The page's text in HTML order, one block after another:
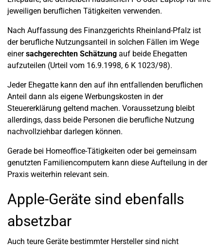
jeweiligen beruflichen Tätigkeiten verwenden.
Nach Auffassung des Finanzgerichts Rheinland-Pfalz ist
der berufliche Nutzungsanteil in solchen Fällen im Wege
einersachgerechten Schätzung auf beide Ehegatten
aufzuteilen (Urteil vom 16.9.1998, 6 K 1023/98).
Jeder Ehegatte kann den auf ihn entfallenden beruflichen
Anteil dann als eigene Werbungskosten in der
Steuererklärung geltend machen. Voraussetzung bleibt
allerdings, dass beide Personen die berufliche Nutzung
nachvollziehbar darlegen können.
Gerade bei Homeoffice-Tätigkeiten oder bei gemeinsam
genutzten Familiencomputern kann diese Aufteilung in der
Praxis weiterhin relevant sein.
Apple-Geräte sind ebenfalls
absetzbar
Auch teure Geräte bestimmter Hersteller sind nicht